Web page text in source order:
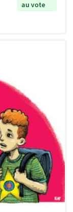
au vote